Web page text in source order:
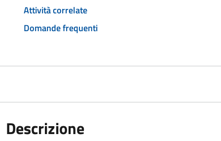
Attività correlate
Domande frequenti
Descrizione